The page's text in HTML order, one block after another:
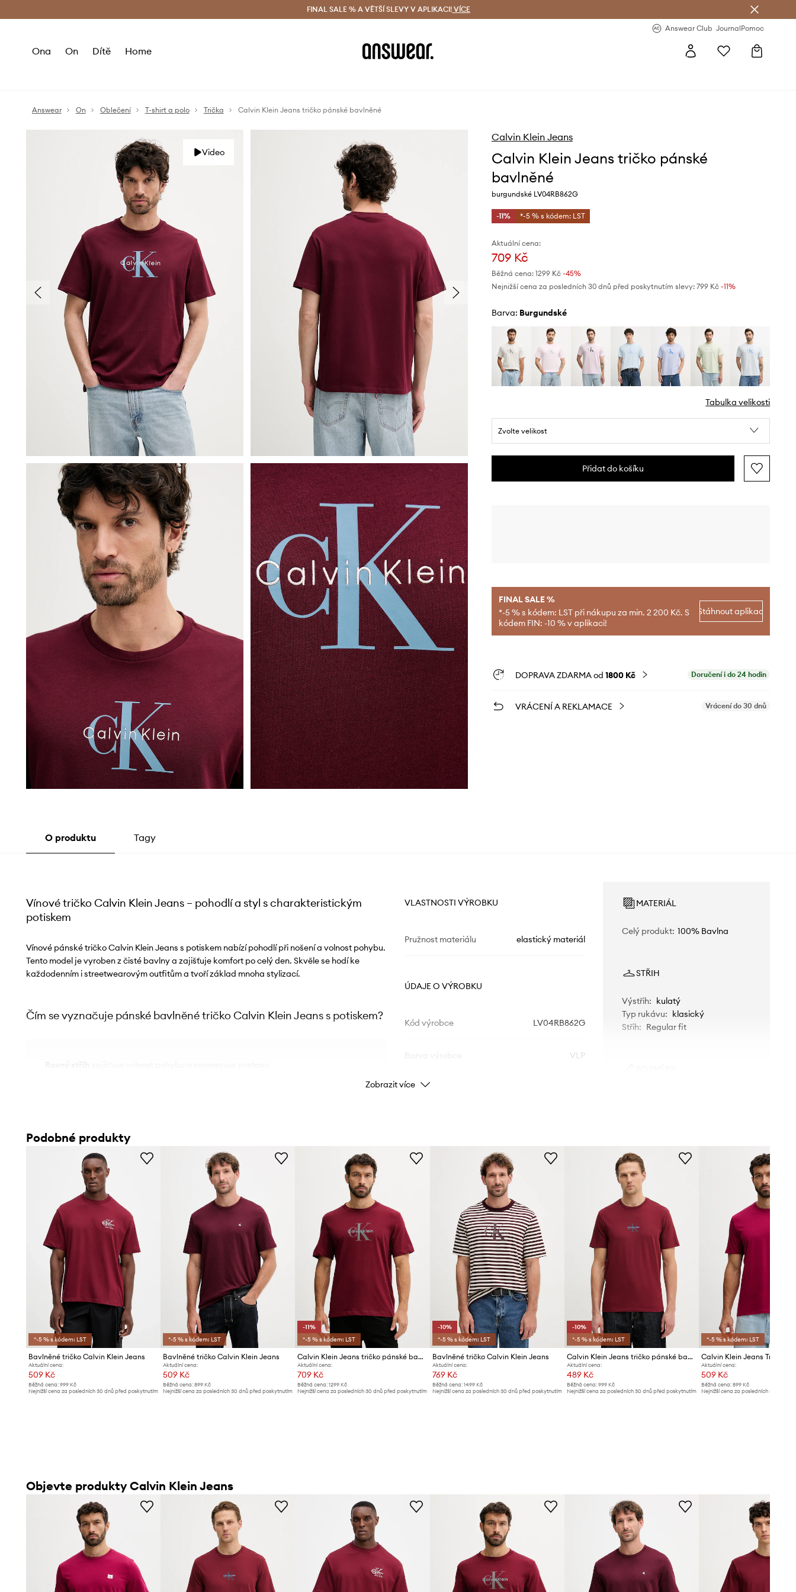
Doručení a vrácení zdarma (od 1800 Kč) Doručení i do 24 h
FINAL SALE % A VĚTŠÍ SLEVY V APLIKACI! VÍCE
Answear Club JournalPomoc
Ona On Dítě Home
Answear On Oblečení T-shirt a polo Trička Calvin Klein Jeans tričko pánské bavlněné
Video
Calvin Klein Jeans
Calvin Klein Jeans tričko pánské
bavlněné
burgundské LV04RB862G
-11% *-5 % s kódem: LST
Aktuální cena:
709 Kč
Běžná cena: 1299 Kč-45%
Nejnižší cena za posledních 30 dnů před poskytnutím slevy: 799 Kč -11%
Barva: burgundské
Tabulka velikosti
Zvolte velikost
Přidat do košíku
FINAL SALE %
*-5 % s kódem: LST při nákupu za min. 2 200 Kč. S
kódem FIN: -10 % v aplikaci!
Stáhnout aplikaci
DOPRAVA ZDARMA od 1800 Kč Doručení i do 24 hodin
VRÁCENÍ A REKLAMACE Vrácení do 30 dnů
O produktu Tagy
Vínové tričko Calvin Klein Jeans – pohodlí a styl s charakteristickým
potiskem
Vínové pánské tričko Calvin Klein Jeans s potiskem nabízí pohodlí při nošení a volnost pohybu.
Tento model je vyroben z čisté bavlny a zajišťuje komfort po celý den. Skvěle se hodí ke
každodenním i streetwearovým outfitům a tvoří základ mnoha stylizací.
Čím se vyznačuje pánské bavlněné tričko Calvin Klein Jeans s potiskem?
Univerzální každodenní a streetwearový styl se hodí k mnoha outfitům
Kulatý výstřihje klasické řešení, které dobře sedí u krku
Charakteristickýpotisk dodává tričku jedinečný a módní vzhled
VLASTNOSTI VÝROBKU
Pružnost materiálu elastický materiál
ÚDAJE O VÝROBKU
Kód výrobce LV04RB862G
VLP
Barva
ID produktu
MATERIÁL
Celý produkt: 100% Bavlna
STŘIH
Výstřih: kulatý
Typ rukávu: klasický
Střih: Regular fit
Zobrazit více
Podobné produkty
*-5 % s kódem: LST
Bavlněné tričko Calvin Klein Jeans
Aktuální cena:
509 Kč
Běžná cena: 999 Kč
Nejnižší cena za posledních 30 dnů před poskytnutím
*-5 % s kódem: LST
Bavlněné tričko Calvin Klein Jeans
Aktuální cena:
509 Kč
Běžná cena:899 Kč
Nejnižší cena za posledních 30 dnů před poskytnutím
-11%
*-5 % s kódem: LST
Calvin Klein Jeans tričko pánské bavlněné
Aktuální cena:
709 Kč
Běžná cena: 1299 Kč
Nejnižší cena za posledních 30 dnů před poskytnutím
-10%
*-5 % s kódem: LST
Bavlněné tričko Calvin Klein Jeans
Aktuální cena:
769 Kč
Běžná cena: 1499 Kč
Nejnižší cena za posledních 30 dnů před poskytnutím
-10%
*-5 % s kódem: LST
Calvin Klein Jeans tričko pánské bavlněné
Aktuální cena:
489 Kč
Běžná cena:999 Kč
Nejnižší cena za posledních 30 dnů před poskytnutím
*-5 % s kódem: LST
Aktuální cena:
509 Kč
Běžná cena: 899 Kč
Nejnižší cena za posledních 30 dnů
Objevte produkty Calvin Klein Jeans